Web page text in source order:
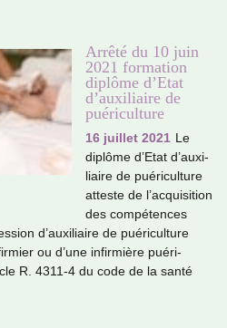
Arrêté du 10 juin
2021 formation
diplôme d’Etat
d’auxiliaire de
puériculture
16 juillet 2021 Le
diplôme d’Etat d’auxi­
liaire de pué­ri­culture
atteste de l’acqui­si­tion
des com­pé­ten­ces
d’auxi­liaire de pué­ri­culture
ou d’une infir­mière pué­ri­
R. 4311-4 du code de la santé